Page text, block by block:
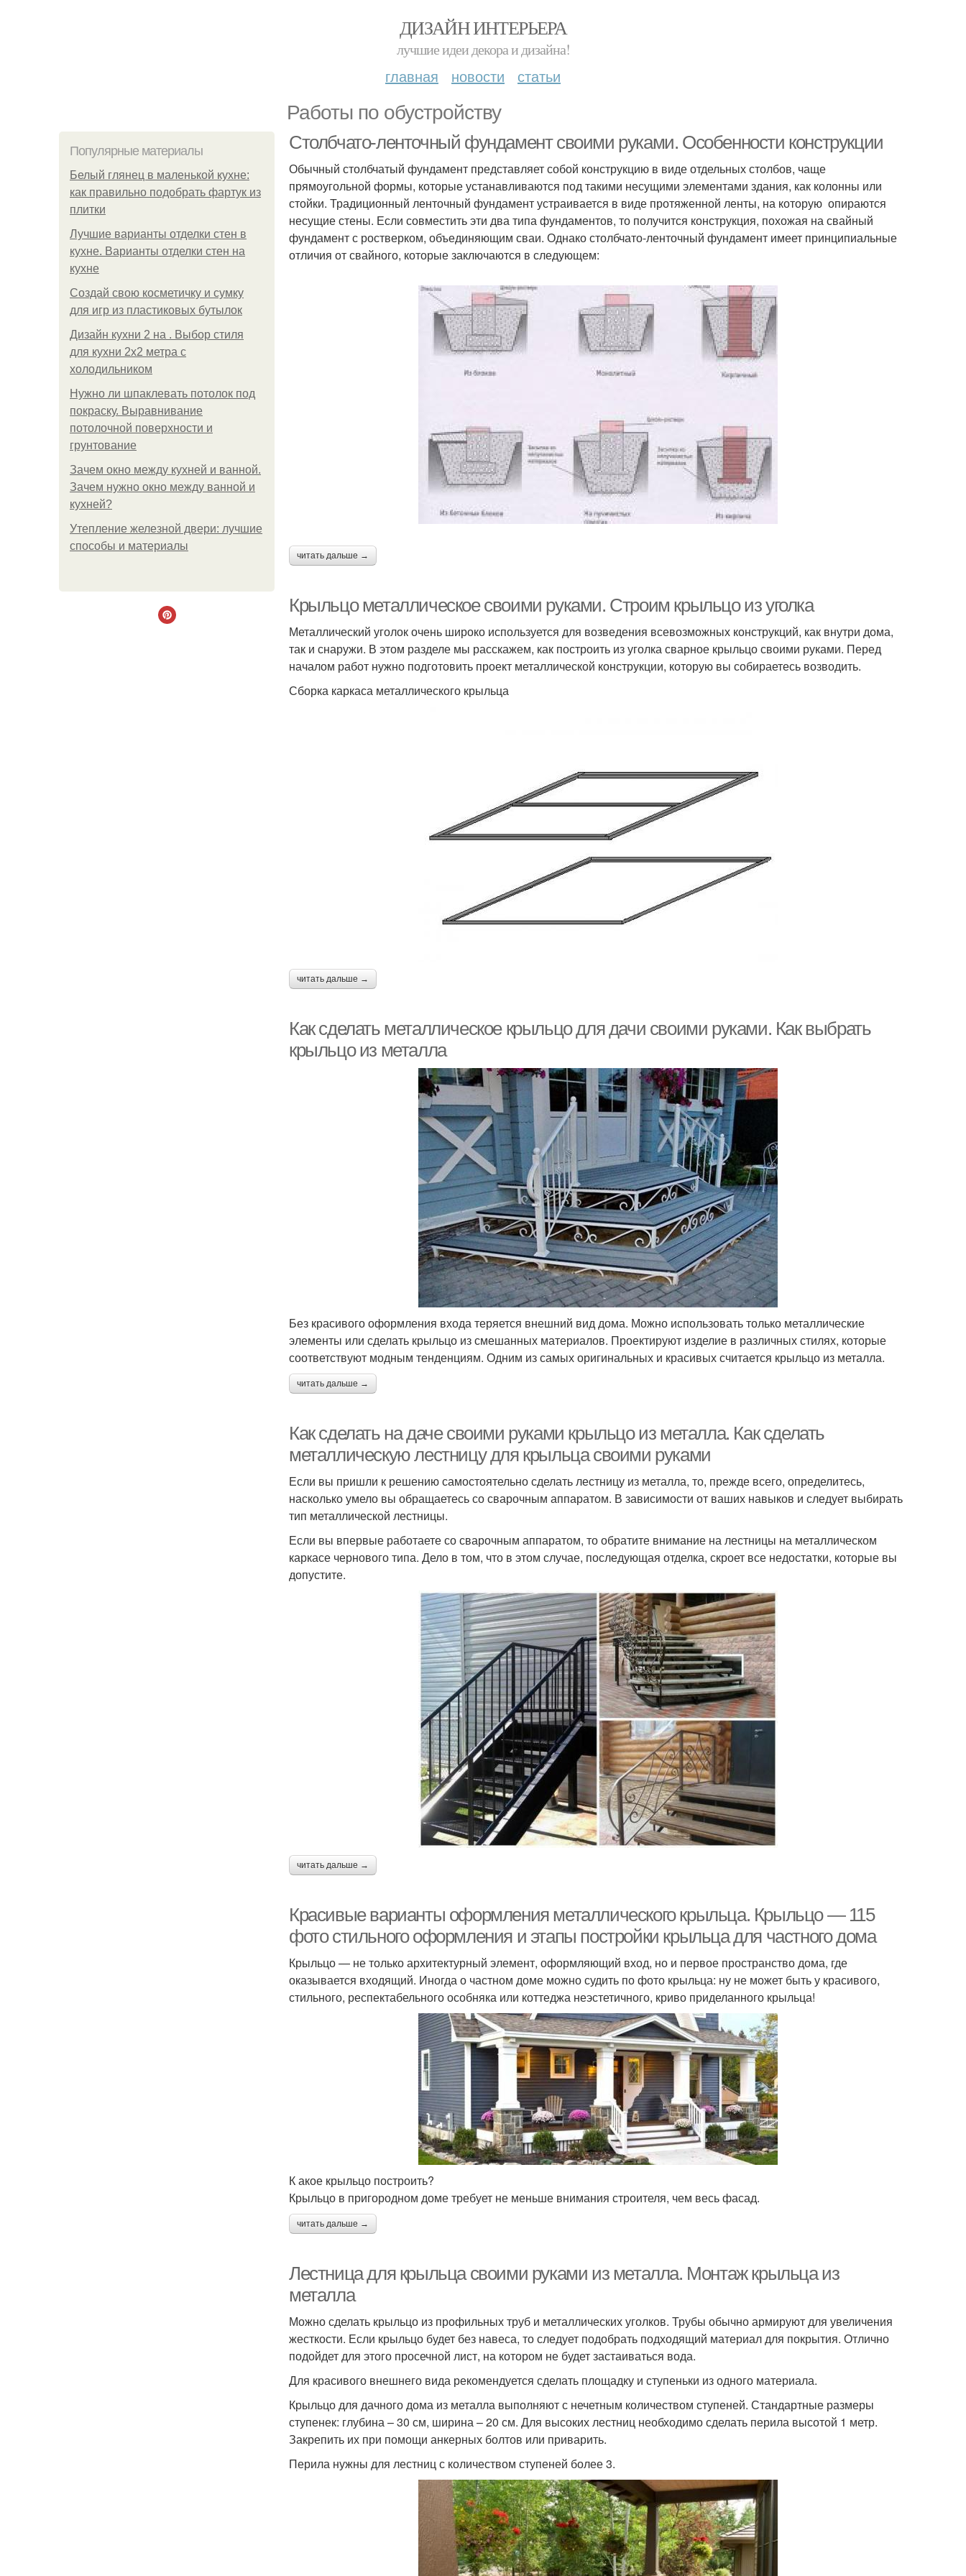
ДИЗАЙН ИНТЕРЬЕРА
лучшие идеи декора и дизайна!
главная новости статьи
Работы по обустройству
Популярные материалы
Белый глянец в маленькой кухне:
как правильно подобрать фартук из
плитки
Лучшие варианты отделки стен в
кухне. Варианты отделки стен на
кухне
Создай свою косметичку и сумку
для игр из пластиковых бутылок
Дизайн кухни 2 на . Выбор стиля
для кухни 2х2 метра с
холодильником
Нужно ли шпаклевать потолок под
покраску. Выравнивание
потолочной поверхности и
грунтование
Зачем окно между кухней и ванной.
Зачем нужно окно между ванной и
кухней?
Утепление железной двери: лучшие
способы и материалы
Столбчато-ленточный фундамент своими руками. Особенности конструкции
Обычный столбчатый фундамент представляет собой конструкцию в виде отдельных столбов, чаще
прямоугольной формы, которые устанавливаются под такими несущими элементами здания, как колонны или
стойки. Традиционный ленточный фундамент устраивается в виде протяженной ленты, на которую опираются
несущие стены. Если совместить эти два типа фундаментов, то получится конструкция, похожая на свайный
фундамент с ростверком, объединяющим сваи. Однако столбчато-ленточный фундамент имеет принципиальные
отличия от свайного, которые заключаются в следующем:
читать дальше →
Крыльцо металлическое своими руками. Строим крыльцо из уголка
Металлический уголок очень широко используется для возведения всевозможных конструкций, как внутри дома,
так и снаружи. В этом разделе мы расскажем, как построить из уголка сварное крыльцо своими руками. Перед
началом работ нужно подготовить проект металлической конструкции, которую вы собираетесь возводить.
Сборка каркаса металлического крыльца
читать дальше →
Как сделать металлическое крыльцо для дачи своими руками. Как выбрать
крыльцо из металла
Без красивого оформления входа теряется внешний вид дома. Можно использовать только металлические
элементы или сделать крыльцо из смешанных материалов. Проектируют изделие в различных стилях, которые
соответствуют модным тенденциям. Одним из самых оригинальных и красивых считается крыльцо из металла.
читать дальше →
Как сделать на даче своими руками крыльцо из металла. Как сделать
металлическую лестницу для крыльца своими руками
Если вы пришли к решению самостоятельно сделать лестницу из металла, то, прежде всего, определитесь,
насколько умело вы обращаетесь со сварочным аппаратом. В зависимости от ваших навыков и следует выбирать
тип металлической лестницы.
Если вы впервые работаете со сварочным аппаратом, то обратите внимание на лестницы на металлическом
каркасе чернового типа. Дело в том, что в этом случае, последующая отделка, скроет все недостатки, которые вы
допустите.
читать дальше →
Красивые варианты оформления металлического крыльца. Крыльцо — 115
фото стильного оформления и этапы постройки крыльца для частного дома
Крыльцо — не только архитектурный элемент, оформляющий вход, но и первое пространство дома, где
оказывается входящий. Иногда о частном доме можно судить по фото крыльца: ну не может быть у красивого,
стильного, респектабельного особняка или коттеджа неэстетичного, криво приделанного крыльца!
К акое крыльцо построить?
Крыльцо в пригородном доме требует не меньше внимания строителя, чем весь фасад.
читать дальше →
Лестница для крыльца своими руками из металла. Монтаж крыльца из
металла
Можно сделать крыльцо из профильных труб и металлических уголков. Трубы обычно армируют для увеличения
жесткости. Если крыльцо будет без навеса, то следует подобрать подходящий материал для покрытия. Отлично
подойдет для этого просечной лист, на котором не будет застаиваться вода.
Для красивого внешнего вида рекомендуется сделать площадку и ступеньки из одного материала.
Крыльцо для дачного дома из металла выполняют с нечетным количеством ступеней. Стандартные размеры
ступенек: глубина – 30 см, ширина – 20 см. Для высоких лестниц необходимо сделать перила высотой 1 метр.
Закрепить их при помощи анкерных болтов или приварить.
Перила нужны для лестниц с количеством ступеней более 3.